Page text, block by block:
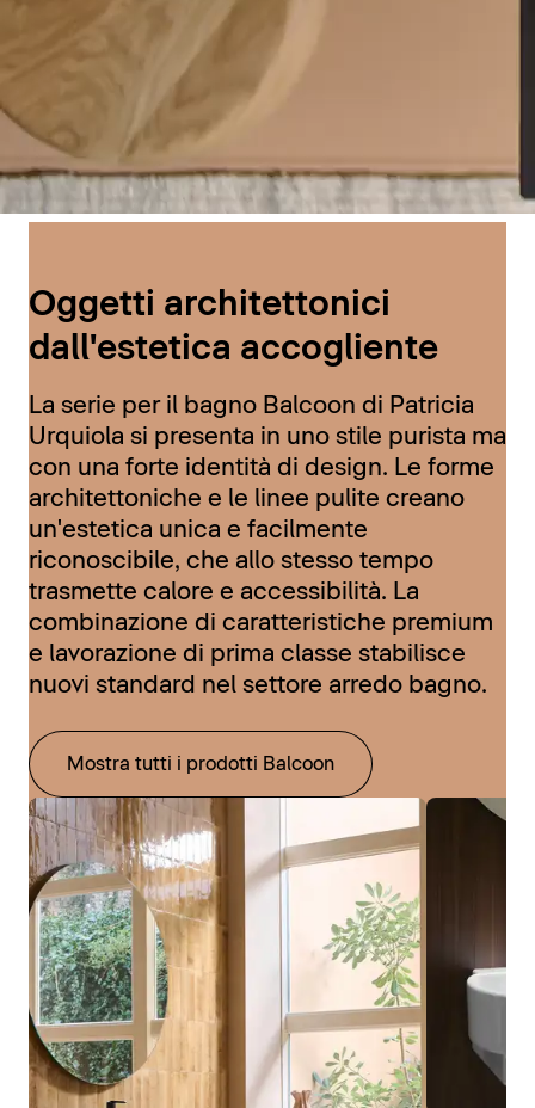
Oggetti architettonici
dall'estetica accogliente
La serie per il bagno Balcoon di Patricia
Urquiola si presenta in uno stile purista ma
con una forte identità di design. Le forme
architettoniche e le linee pulite creano
un'estetica unica e facilmente
riconoscibile, che allo stesso tempo
trasmette calore e accessibilità. La
combinazione di caratteristiche premium
e lavorazione di prima classe stabilisce
nuovi standard nel settore arredo bagno.
Mostra tutti i prodotti Balcoon